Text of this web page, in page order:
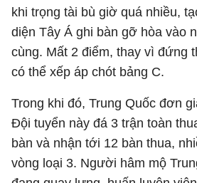
khi trọng tài bù giờ quá nhiều,
diện Tây Á ghi bàn gỡ hòa vào
cùng. Mất 2 điểm, thay vì đứng
có thể xếp áp chót bảng C.
Trong khi đó, Trung Quốc đơn
Đội tuyển này đá 3 trận toàn
bàn và nhận tới 12 bàn thua,
vòng loại 3. Người hâm mộ